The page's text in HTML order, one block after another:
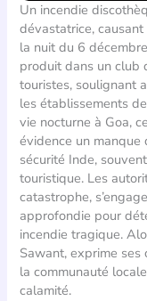
Un incendie
dévastatrice,
la nuit du 6
produit dans un club
touristes, soulignant
les établissements
vie nocturne à Goa,
évidence un
sécurité Inde,
touristique. Les
catastrophe,
approfondie pour
incendie tragique.
Sawant, exprime
la communauté
calamité.